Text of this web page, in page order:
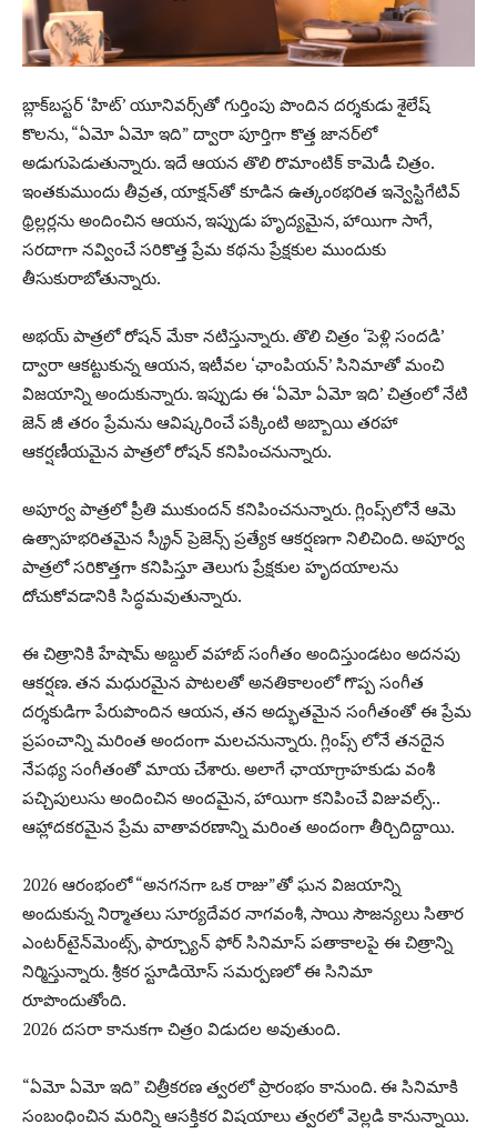
బ్లాక్‌బస్టర్ ‘హిట్’ యూనివర్స్‌తో గుర్తింపు పొందిన దర్శకుడు శైలేష్
కొలను, “ఏమో ఏమో ఇది” ద్వారా పూర్తిగా కొత్త జానర్‌లో
అడుగుపెడుతున్నారు. ఇదే ఆయన తొలి రొమాంటిక్ కామెడీ చిత్రం.
ఇంతకుముందు తీవ్రత, యాక్షన్‌తో కూడిన ఉత్కంఠభరిత ఇన్వెస్టిగేటివ్
థ్రిల్లర్లను అందించిన ఆయన, ఇప్పుడు హృద్యమైన, హాయిగా సాగే,
సరదాగా నవ్వించే సరికొత్త ప్రేమ కథను ప్రేక్షకుల ముందుకు
తీసుకురాబోతున్నారు.
అభయ్ పాత్రలో రోషన్ మేకా నటిస్తున్నారు. తొలి చిత్రం ‘పెళ్లి సందడి’
ద్వారా ఆకట్టుకున్న ఆయన, ఇటీవల ‘ఛాంపియన్’ సినిమాతో మంచి
విజయాన్ని అందుకున్నారు. ఇప్పుడు ఈ ‘ఏమో ఏమో ఇది’ చిత్రంలో నేటి
జెన్ జీ తరం ప్రేమను ఆవిష్కరించే పక్కింటి అబ్బాయి తరహా
ఆకర్షణీయమైన పాత్రలో రోషన్ కనిపించనున్నారు.
అపూర్వ పాత్రలో ప్రీతి ముకుందన్ కనిపించనున్నారు. గ్లింప్స్‌లోనే ఆమె
ఉత్సాహభరితమైన స్క్రీన్ ప్రెజెన్స్ ప్రత్యేక ఆకర్షణగా నిలిచింది. అపూర్వ
పాత్రలో సరికొత్తగా కనిపిస్తూ తెలుగు ప్రేక్షకుల హృదయాలను
దోచుకోవడానికి సిద్ధమవుతున్నారు.
ఈ చిత్రానికి హేషామ్ అబ్దుల్ వహాబ్ సంగీతం అందిస్తుండటం అదనపు
ఆకర్షణ. తన మధురమైన పాటలతో అనతికాలంలో గొప్ప సంగీత
దర్శకుడిగా పేరుపొందిన ఆయన, తన అద్భుతమైన సంగీతంతో ఈ ప్రేమ
ప్రపంచాన్ని మరింత అందంగా మలచనున్నారు. గ్లింప్స్ లోనే తనదైన
నేపథ్య సంగీతంతో మాయ చేశారు. అలాగే ఛాయాగ్రాహకుడు వంశీ
పచ్చిపులుసు అందించిన అందమైన, హాయిగా కనిపించే విజువల్స్‌..
ఆహ్లాదకరమైన ప్రేమ వాతావరణాన్ని మరింత అందంగా తీర్చిదిద్దాయి.
2026 ఆరంభంలో “అనగనగా ఒక రాజు”తో ఘన విజయాన్ని
అందుకున్న నిర్మాతలు సూర్యదేవర నాగవంశీ, సాయి సౌజన్యలు సితార
ఎంటర్‌టైన్‌మెంట్స్, ఫార్చ్యూన్ ఫోర్ సినిమాస్ పతాకాలపై ఈ చిత్రాన్ని
నిర్మిస్తున్నారు. శ్రీకర స్టూడియోస్ సమర్పణలో ఈ సినిమా
రూపొందుతోంది.
2026 దసరా కానుకగా చిత్రo విడుదల అవుతుంది.
“ఏమో ఏమో ఇది” చిత్రీకరణ త్వరలో ప్రారంభం కానుంది. ఈ సినిమాకి
సంబంధించిన మరిన్ని ఆసక్తికర విషయాలు త్వరలో వెల్లడి కానున్నాయి.